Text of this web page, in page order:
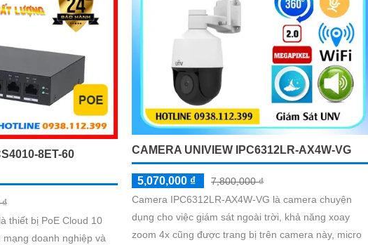
8ET-60
thiết bị PoE Cloud 10
doanh nghiệp và
CAMERA UNIVIEW IPC6312LR-AX4W-VG
5,070,000 ₫
7,800,000 ₫
Camera IPC6312LR-AX4W-VG là camera chuyện
dụng cho việc giám sát ngoài trời, khả năng xoay
zoom 4x cũng được trang bị trên camera này, micro